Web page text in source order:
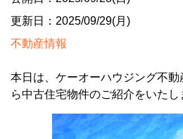
更新日：2025/09/29(月)
不動産情報
本日は、ケーオーハウジング不
ら中古住宅物件のご紹介をいたし